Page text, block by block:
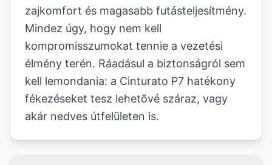
zajkomfort és magasabb futásteljesítmény.
Mindez úgy, hogy nem kell
kompromisszumokat tennie a vezetési
élmény terén. Ráadásul a biztonságról sem
kell lemondania: a Cinturato P7 hatékony
fékezéseket tesz lehetõvé száraz, vagy
akár nedves útfelületen is.